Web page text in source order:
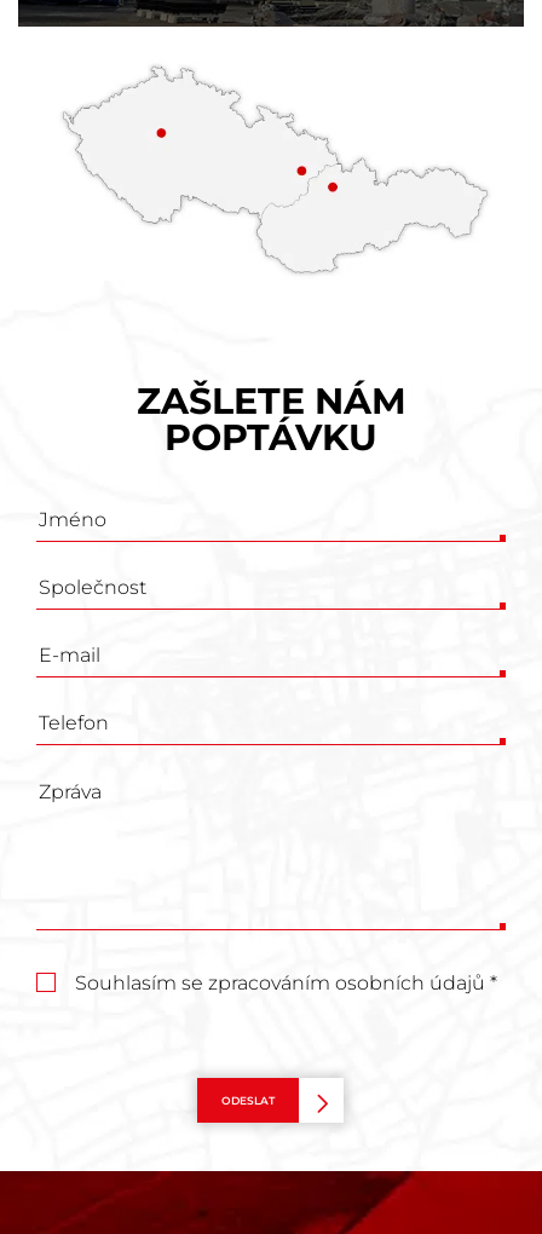
ZAŠLETE NÁM
POPTÁVKU
Poptávkový
Souhlasím se zpracováním osobních údajů *
ODESLAT